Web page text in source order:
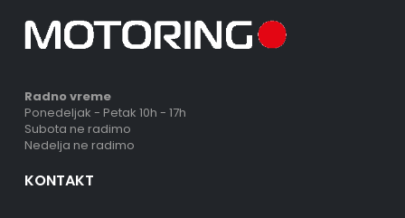
Radno vreme
Ponedeljak - Petak 10h - 17h
Subota ne radimo
Nedelja ne radimo
KONTAKT